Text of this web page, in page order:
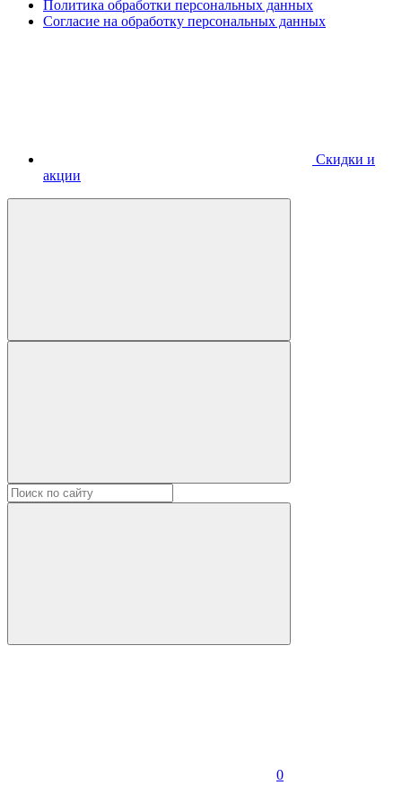
Политика обработки персональных данных
Согласие на обработку персональных данных
Скидки и
акции
0